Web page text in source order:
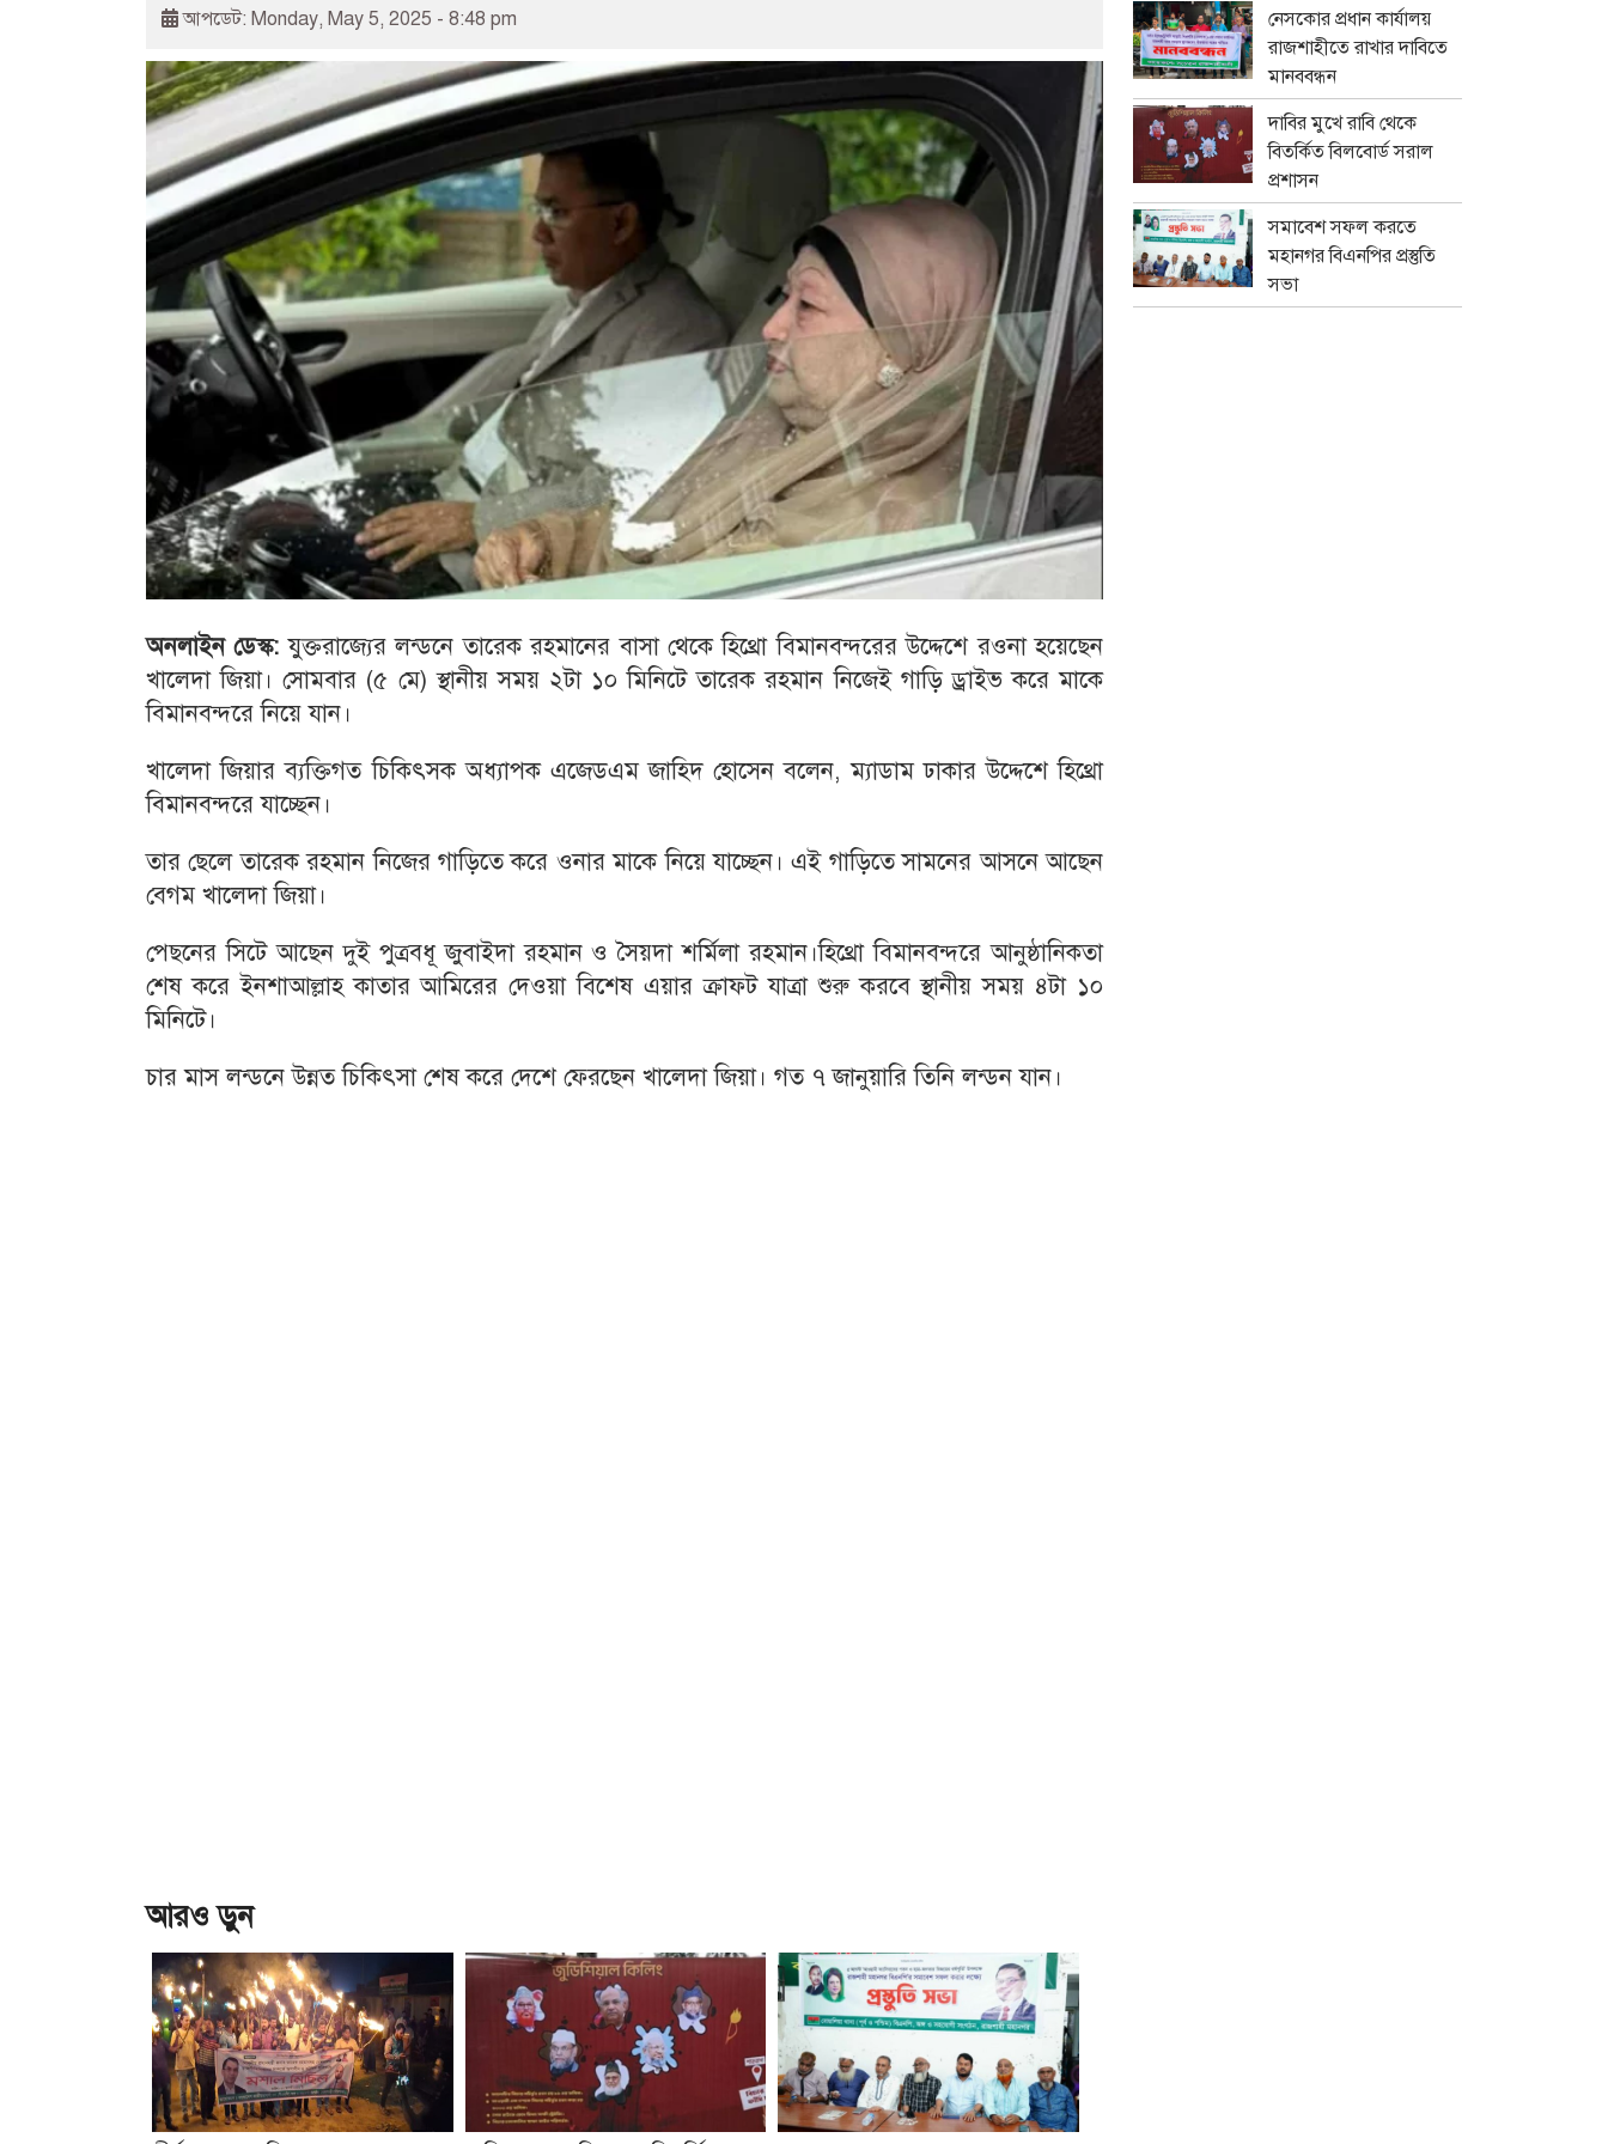
আপডেট: Monday, May 5, 2025 - 8:48 pm
অনলাইন ডেস্ক: যুক্তরাজ্যের লন্ডনে তারেক রহমানের বাসা থেকে হিথ্রো বিমানবন্দরের উদ্দেশে রওনা হয়েছেন
খালেদা জিয়া। সোমবার (৫ মে) স্থানীয় সময় ২টা ১০ মিনিটে তারেক রহমান নিজেই গাড়ি ড্রাইভ করে মাকে
বিমানবন্দরে নিয়ে যান।
খালেদা জিয়ার ব্যক্তিগত চিকিৎসক অধ্যাপক এজেডএম জাহিদ হোসেন বলেন, ম্যাডাম ঢাকার উদ্দেশে হিথ্রো
বিমানবন্দরে যাচ্ছেন।
তার ছেলে তারেক রহমান নিজের গাড়িতে করে ওনার মাকে নিয়ে যাচ্ছেন। এই গাড়িতে সামনের আসনে আছেন
বেগম খালেদা জিয়া।
পেছনের সিটে আছেন দুই পুত্রবধূ জুবাইদা রহমান ও সৈয়দা শর্মিলা রহমান।হিথ্রো বিমানবন্দরে আনুষ্ঠানিকতা
শেষ করে ইনশাআল্লাহ কাতার আমিরের দেওয়া বিশেষ এয়ার ক্রাফট যাত্রা শুরু করবে স্থানীয় সময় ৪টা ১০
মিনিটে।
চার মাস লন্ডনে উন্নত চিকিৎসা শেষ করে দেশে ফেরছেন খালেদা জিয়া। গত ৭ জানুয়ারি তিনি লন্ডন যান।
আরও ড়ুন
নেসকোর প্রধান কার্যালয়
রাজশাহীতে রাখার দাবিতে
মানববন্ধন
দাবির মুখে রাবি থেকে
বিতর্কিত বিলবোর্ড সরাল
প্রশাসন
সমাবেশ সফল করতে
মহানগর বিএনপির প্রস্তুতি
সভা